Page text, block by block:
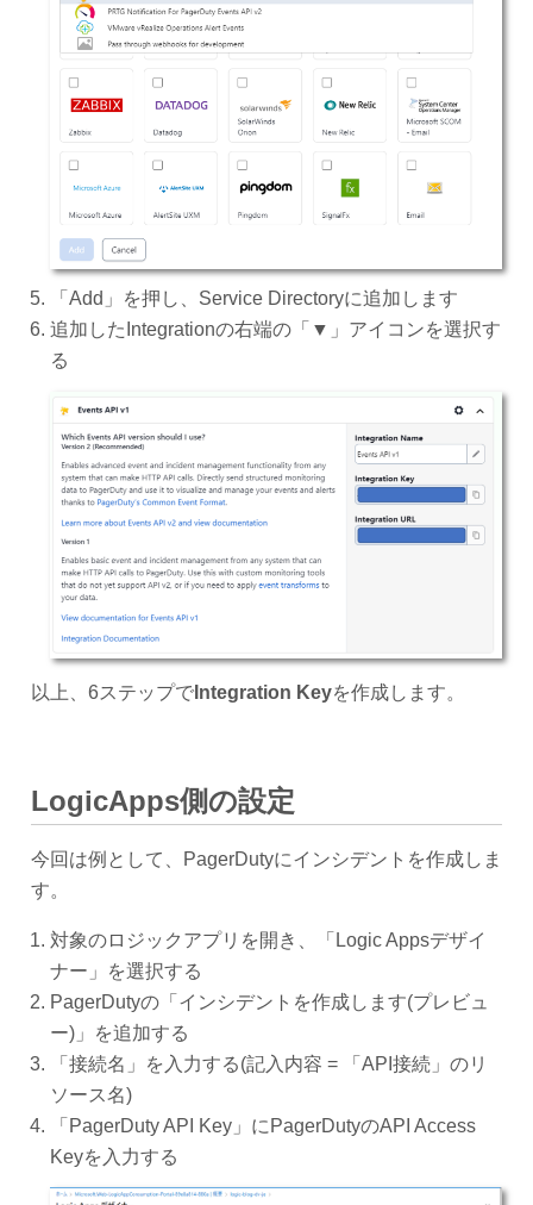
「Add」を押し、Service Directoryに追加します
追加したIntegrationの右端の「▼」アイコンを選択す
る
以上、6ステップでIntegration Keyを作成します。
LogicApps側の設定
今回は例として、PagerDutyにインシデントを作成しま
す。
対象のロジックアプリを開き、「Logic Appsデザイ
ナー」を選択する
PagerDutyの「インシデントを作成します(プレビュ
ー)」を追加する
「接続名」を入力する(記入内容 = 「API接続」のリ
ソース名)
「PagerDuty API Key」にPagerDutyのAPI Access
Keyを入力する